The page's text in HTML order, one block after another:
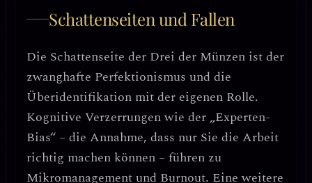
Schattenseiten und Fallen
Die Schattenseite der Drei der Münzen ist der
zwanghafte Perfektionismus und die
Überidentifikation mit der eigenen Rolle.
Kognitive Verzerrungen wie der „Experten-
Bias“ – die Annahme, dass nur Sie die Arbeit
richtig machen können – führen zu
Mikromanagement und Burnout. Eine weitere